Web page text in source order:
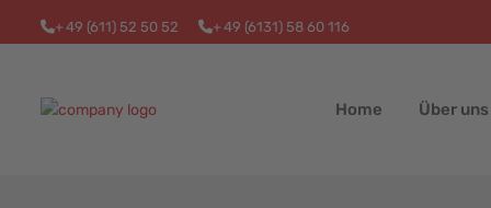
+ 49 (611) 52 50 52 + 49 (6131) 58 60 116
Home Über uns